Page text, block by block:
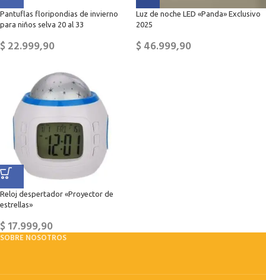
Pantuflas floripondias de invierno
para niños selva 20 al 33
$22.999,90
Luz de noche LED «Panda» Exclusivo
2025
$46.999,90
Reloj despertador «Proyector de
estrellas»
$17.999,90
SOBRE NOSOTROS